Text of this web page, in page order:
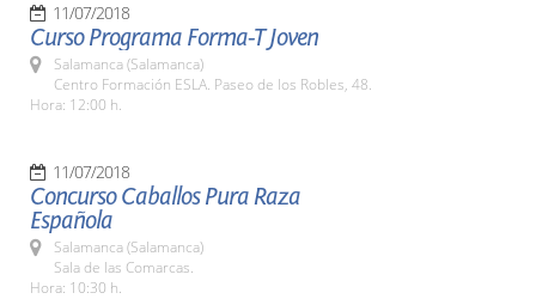
11/07/2018
Curso Programa Forma-T Joven
Salamanca (Salamanca)
Centro Formación ESLA. Paseo de los Robles, 48.
Hora: 12:00 h.
11/07/2018
Concurso Caballos Pura Raza
Española
Salamanca (Salamanca)
Sala de las Comarcas.
Hora: 10:30 h.